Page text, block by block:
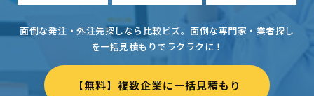
面倒な発注・外注先探しなら比較ビズ。 面倒な専門家・業者探し
を一括見積もりでラクラクに！
【無料】複数企業に一括見積もり